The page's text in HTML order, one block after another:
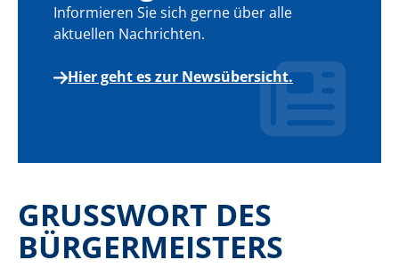
Informieren Sie sich gerne über alle
aktuellen Nachrichten.
Hier geht es zur Newsübersicht.
GRUSSWORT DES B
ÜRGERMEISTERS